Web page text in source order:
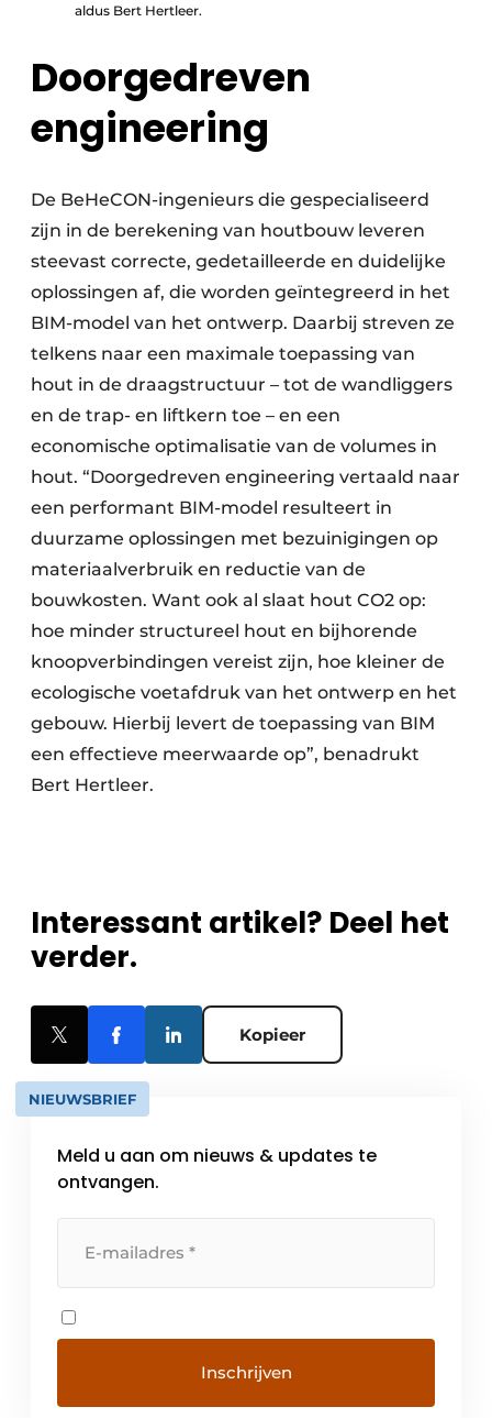
aldus Bert Hertleer.
Doorgedreven
engineering
De BeHeCON-ingenieurs die gespecialiseerd
zijn in de berekening van houtbouw leveren
steevast correcte, gedetailleerde en duidelijke
oplossingen af, die worden geïntegreerd in het
BIM-model van het ontwerp. Daarbij streven ze
telkens naar een maximale toepassing van
hout in de draagstructuur – tot de wandliggers
en de trap- en liftkern toe – en een
economische optimalisatie van de volumes in
hout. “Doorgedreven engineering vertaald naar
een performant BIM-model resulteert in
duurzame oplossingen met bezuinigingen op
materiaalverbruik en reductie van de
bouwkosten. Want ook al slaat hout CO2 op:
hoe minder structureel hout en bijhorende
knoopverbindingen vereist zijn, hoe kleiner de
ecologische voetafdruk van het ontwerp en het
gebouw. Hierbij levert de toepassing van BIM
een effectieve meerwaarde op”, benadrukt
Bert Hertleer.
Interessant artikel? Deel het
verder.
Kopieer
NIEUWSBRIEF
Meld u aan om nieuws & updates te
ontvangen.